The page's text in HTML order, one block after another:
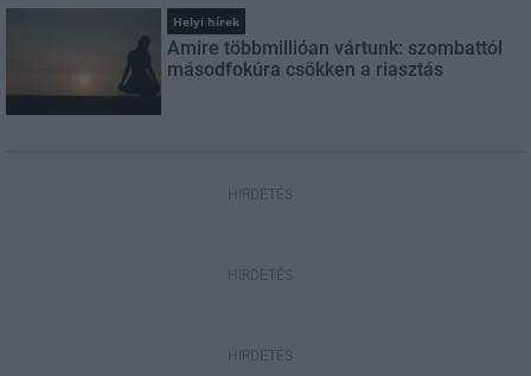
Helyi hírek
Amire többmillióan vártunk: szombattól
másodfokúra csökken a riasztás
HIRDETÉS
HIRDETÉS
HIRDETÉS